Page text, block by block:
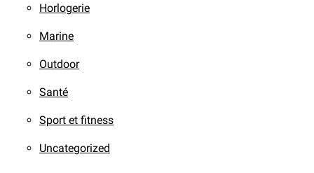
Horlogerie
Marine
Outdoor
Santé
Sport et fitness
Uncategorized